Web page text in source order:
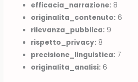
efficacia_narrazione: 8
originalita_contenuto: 6
rilevanza_pubblica: 9
rispetto_privacy: 8
precisione_linguistica: 7
originalita_analisi: 6